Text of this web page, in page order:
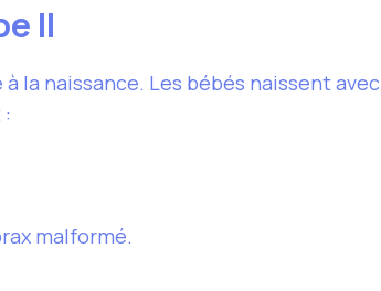
II
la naissance. Les bébés naissent
malformé.